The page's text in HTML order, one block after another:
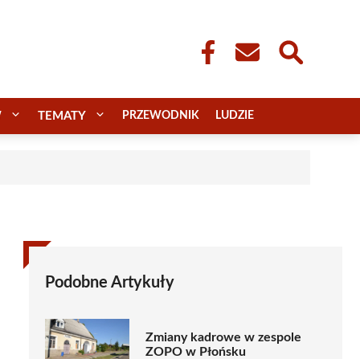
TEMATY PRZEWODNIK LUDZIE
Podobne Artykuły
Zmiany kadrowe w zespole
ZOPO w Płońsku